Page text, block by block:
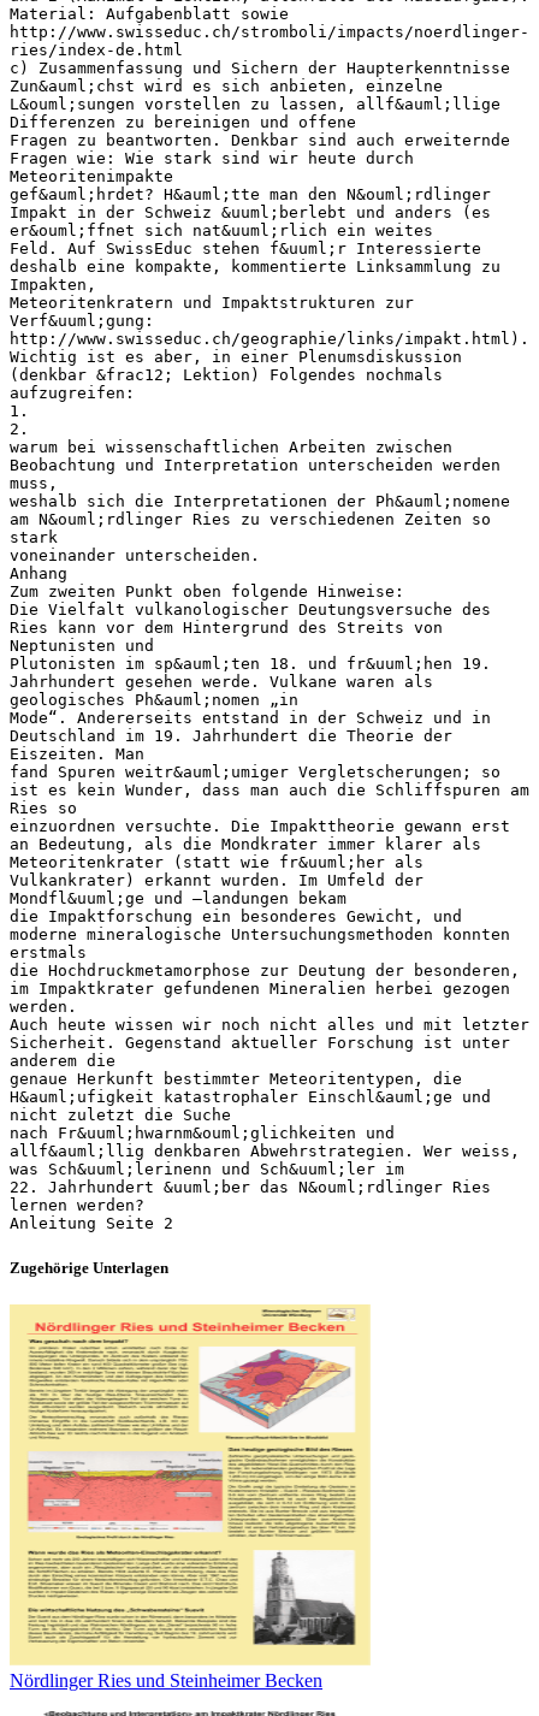
Material: Aufgabenblatt sowie
http://www.swisseduc.ch/stromboli/impacts/noerdlinger-
ries/index-de.html
c) Zusammenfassung und Sichern der Haupterkenntnisse
Zun&auml;chst wird es sich anbieten, einzelne
L&ouml;sungen vorstellen zu lassen, allf&auml;llige
Differenzen zu bereinigen und offene
Fragen zu beantworten. Denkbar sind auch erweiternde
Fragen wie: Wie stark sind wir heute durch
Meteoritenimpakte
gef&auml;hrdet? H&auml;tte man den N&ouml;rdlinger
Impakt in der Schweiz &uuml;berlebt und anders (es
er&ouml;ffnet sich nat&uuml;rlich ein weites
Feld. Auf SwissEduc stehen f&uuml;r Interessierte
deshalb eine kompakte, kommentierte Linksammlung zu
Impakten,
Meteoritenkratern und Impaktstrukturen zur
Verf&uuml;gung:
http://www.swisseduc.ch/geographie/links/impakt.html).
Wichtig ist es aber, in einer Plenumsdiskussion
(denkbar &frac12; Lektion) Folgendes nochmals
aufzugreifen:
1.
2.
warum bei wissenschaftlichen Arbeiten zwischen
Beobachtung und Interpretation unterscheiden werden
muss,
weshalb sich die Interpretationen der Ph&auml;nomene
am N&ouml;rdlinger Ries zu verschiedenen Zeiten so
stark
voneinander unterscheiden.
Anhang
Zum zweiten Punkt oben folgende Hinweise:
Die Vielfalt vulkanologischer Deutungsversuche des
Ries kann vor dem Hintergrund des Streits von
Neptunisten und
Plutonisten im sp&auml;ten 18. und fr&uuml;hen 19.
Jahrhundert gesehen werde. Vulkane waren als
geologisches Ph&auml;nomen „in
Mode“. Andererseits entstand in der Schweiz und in
Deutschland im 19. Jahrhundert die Theorie der
Eiszeiten. Man
fand Spuren weitr&auml;umiger Vergletscherungen; so
ist es kein Wunder, dass man auch die Schliffspuren am
Ries so
einzuordnen versuchte. Die Impakttheorie gewann erst
an Bedeutung, als die Mondkrater immer klarer als
Meteoritenkrater (statt wie fr&uuml;her als
Vulkankrater) erkannt wurden. Im Umfeld der
Mondfl&uuml;ge und –landungen bekam
die Impaktforschung ein besonderes Gewicht, und
moderne mineralogische Untersuchungsmethoden konnten
erstmals
die Hochdruckmetamorphose zur Deutung der besonderen,
im Impaktkrater gefundenen Mineralien herbei gezogen
werden.
Auch heute wissen wir noch nicht alles und mit letzter
Sicherheit. Gegenstand aktueller Forschung ist unter
anderem die
genaue Herkunft bestimmter Meteoritentypen, die
H&auml;ufigkeit katastrophaler Einschl&auml;ge und
nicht zuletzt die Suche
nach Fr&uuml;hwarnm&ouml;glichkeiten und
allf&auml;llig denkbaren Abwehrstrategien. Wer weiss,
was Sch&uuml;lerinenn und Sch&uuml;ler im
22. Jahrhundert &uuml;ber das N&ouml;rdlinger Ries
lernen werden?
Zugehörige Unterlagen
Nördlinger Ries und Steinheimer Becken